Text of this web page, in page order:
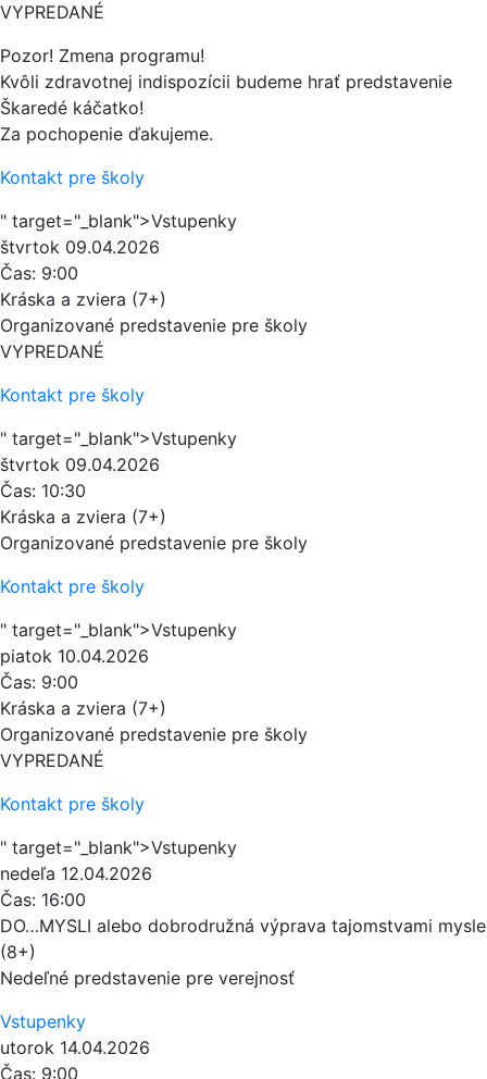
VYPREDANÉ
Pozor! Zmena programu!
Kvôli zdravotnej indispozícii budeme hrať predstavenie
Škaredé káčatko!
Za pochopenie ďakujeme.
Kontakt pre školy
" target="_blank">Vstupenky
štvrtok 09.04.2026
Čas: 9:00
Kráska a zviera (7+)
Organizované predstavenie pre školy
VYPREDANÉ
Kontakt pre školy
" target="_blank">Vstupenky
štvrtok 09.04.2026
Čas: 10:30
Kráska a zviera (7+)
Organizované predstavenie pre školy
Kontakt pre školy
" target="_blank">Vstupenky
piatok 10.04.2026
Čas: 9:00
Kráska a zviera (7+)
Organizované predstavenie pre školy
VYPREDANÉ
Kontakt pre školy
" target="_blank">Vstupenky
nedeľa 12.04.2026
Čas: 16:00
DO…MYSLI alebo dobrodružná výprava tajomstvami mysle
(8+)
Nedeľné predstavenie pre verejnosť
Vstupenky
utorok 14.04.2026
Čas: 9:00